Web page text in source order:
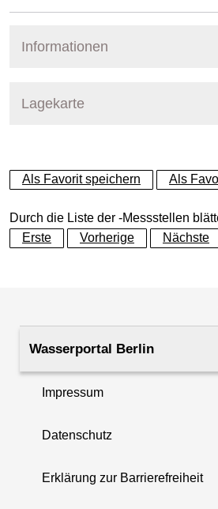
Informationen
Lagekarte
+
−
Als Favorit speichern Als
Durch die Liste der -Messstellen
Erste
Vorherige Nächste
Wasserportal Berlin
Impressum
Datenschutz
Erklärung zur Barrierefreiheit